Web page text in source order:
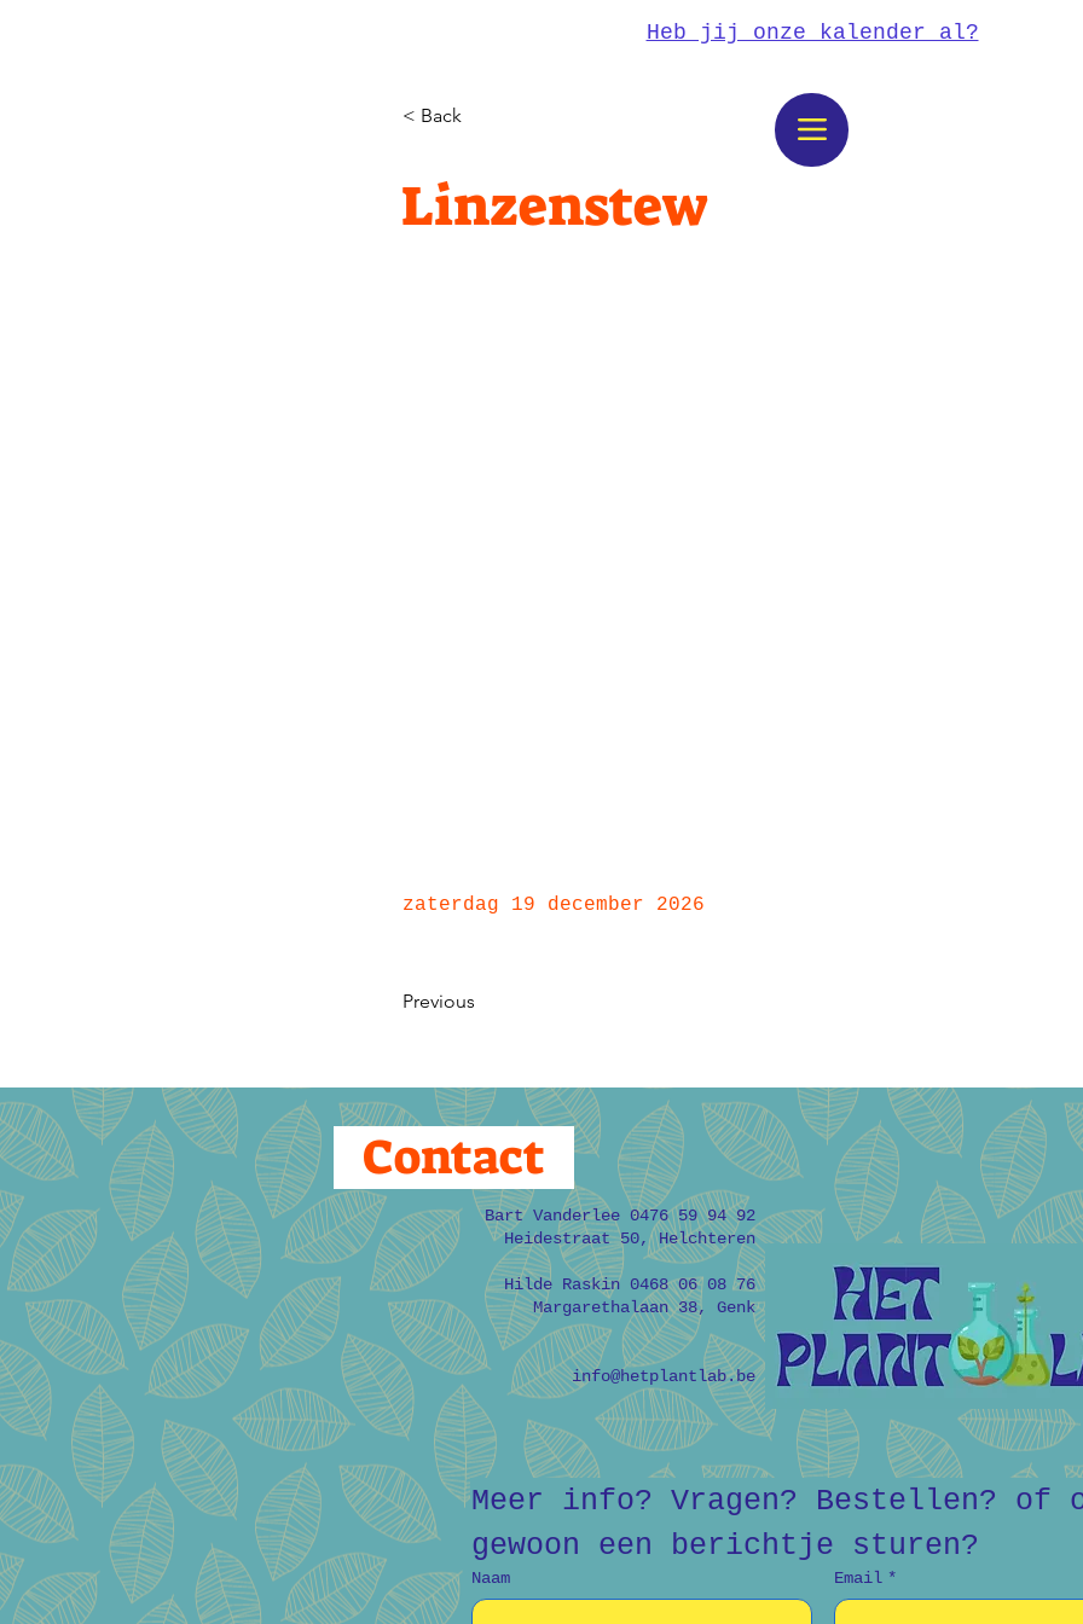
Heb jij onze kalender al?
< Back
Linzenstew
zaterdag 19 december 2026
Previous
Bart Vanderlee 0476 59 94 92
Heidestraat 50, Helchteren
Hilde Raskin 0468 06 08 76
Margarethalaan 38, Genk
info@hetplantlab.be
Contact
Meer info? Vragen? Bestellen? of
gewoon een berichtje sturen?
Naam Email *